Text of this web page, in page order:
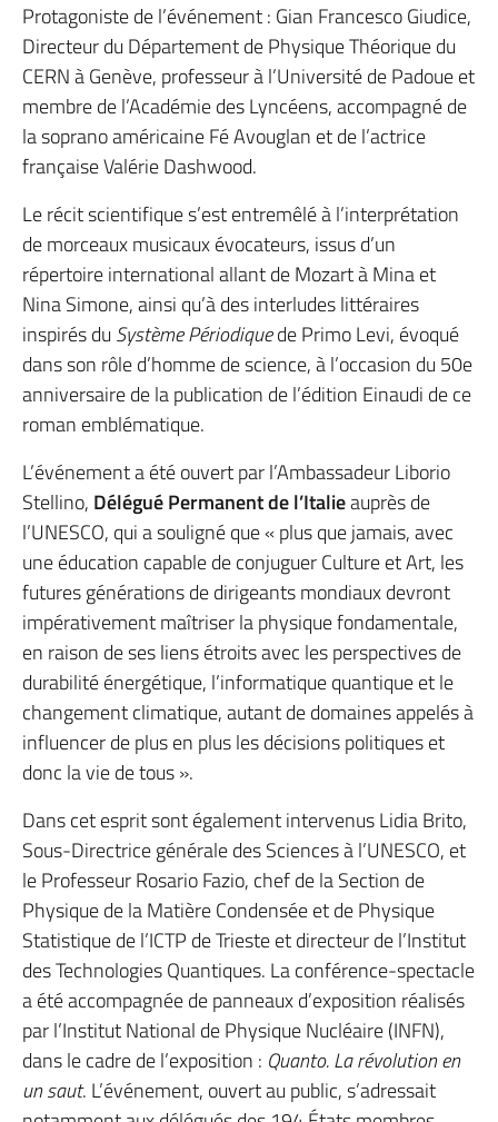
Protagoniste de l’événement : Gian Francesco Giudice,
Directeur du Département de Physique Théorique du
CERN à Genève, professeur à l’Université de Padoue et
membre de l’Académie des Lyncéens, accompagné de
la soprano américaine Fé Avouglan et de l’actrice
française Valérie Dashwood.
Le récit scientifique s’est entremêlé à l’interprétation
de morceaux musicaux évocateurs, issus d’un
répertoire international allant de Mozart à Mina et
Nina Simone, ainsi qu’à des interludes littéraires
inspirés du Système Périodiquede Primo Levi, évoqué
dans son rôle d’homme de science, à l’occasion du 50e
anniversaire de la publication de l’édition Einaudi de ce
roman emblématique.
L’événement a été ouvert par l’Ambassadeur Liborio
Stellino, Délégué Permanent de l’Italieauprès de
l’UNESCO, qui a souligné que « plus que jamais, avec
une éducation capable de conjuguer Culture et Art, les
futures générations de dirigeants mondiaux devront
impérativement maîtriser la physique fondamentale,
en raison de ses liens étroits avec les perspectives de
durabilité énergétique, l’informatique quantique et le
changement climatique, autant de domaines appelés à
influencer de plus en plus les décisions politiques et
donc la vie de tous ».
Dans cet esprit sont également intervenus Lidia Brito,
Sous-Directrice générale des Sciences à l’UNESCO, et
le Professeur Rosario Fazio, chef de la Section de
Physique de la Matière Condensée et de Physique
Statistique de l’ICTP de Trieste et directeur de l’Institut
des Technologies Quantiques. La conférence-spectacle
a été accompagnée de panneaux d’exposition réalisés
par l’Institut National de Physique Nucléaire (INFN),
dans le cadre de l’exposition : Quanto. La révolution en
un saut. L’événement, ouvert au public, s’adressait